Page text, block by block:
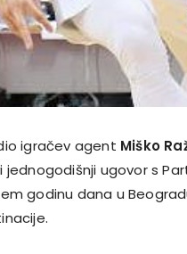
igračev agent Miško
jednogodišnji ugovor s
godinu dana u